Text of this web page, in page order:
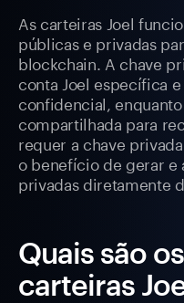
As carteiras Joel
públicas e privadas
blockchain. A chave
conta Joel específica
confidencial,
compartilhada para
requer a chave
o benefício de gerar e
privadas diretamente
Quais são
carteiras